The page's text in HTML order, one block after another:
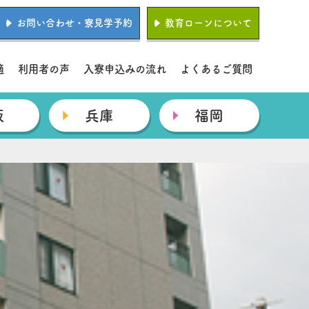
お問い合わせ・寮見学予約 教育ローンについて
利用者の声 入寮申込みの流れ よくあるご質問
兵庫 福岡